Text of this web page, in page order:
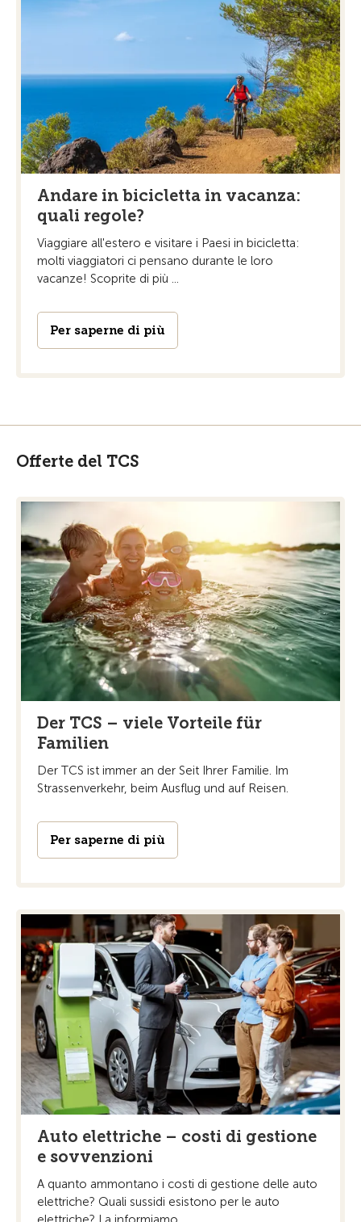
Andare in bicicletta in vacanza:
quali regole?
Viaggiare all'estero e visitare i Paesi in bicicletta:
molti viaggiatori ci pensano durante le loro
vacanze! Scoprite di più ...
Per saperne di più
Offerte del TCS
Der TCS – viele Vorteile für
Familien
Der TCS ist immer an der Seit Ihrer Familie. Im
Strassenverkehr, beim Ausflug und auf Reisen.
Per saperne di più
Auto elettriche – costi di gestione
e sovvenzioni
A quanto ammontano i costi di gestione delle auto
elettriche? Quali sussidi esistono per le auto